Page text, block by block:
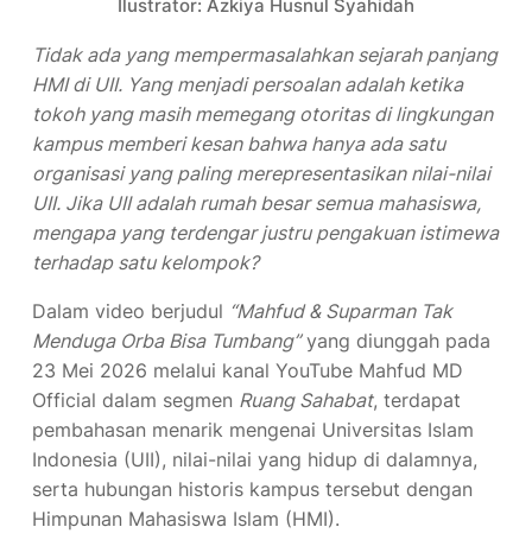
HMI di UII. Yang menjadi persoalan adalah ketika
tokoh yang masih memegang otoritas di lingkungan
kampus memberi kesan bahwa hanya ada satu
organisasi yang paling merepresentasikan nilai-nilai
UII. Jika UII adalah rumah besar semua mahasiswa,
mengapa yang terdengar justru pengakuan istimewa
terhadap satu kelompok?
Menduga Orba Bisa Tumbang”yang diunggah pada
23 Mei 2026 melalui kanal YouTube Mahfud MD
Official dalam segmenRuang Sahabat, terdapat
pembahasan menarik mengenai Universitas Islam
Indonesia (UII), nilai-nilai yang hidup di dalamnya,
serta hubungan historis kampus tersebut dengan
Himpunan Mahasiswa Islam (HMI).